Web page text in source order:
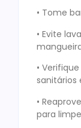
• Tome
• Evite
•
sanitários
•
para